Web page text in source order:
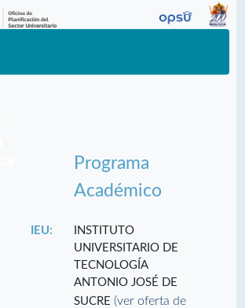
Programa
Académico
IEU:
INSTITUTO
UNIVERSITARIO DE
TECNOLOGÍA
ANTONIO JOSÉ DE
SUCRE(ver oferta de